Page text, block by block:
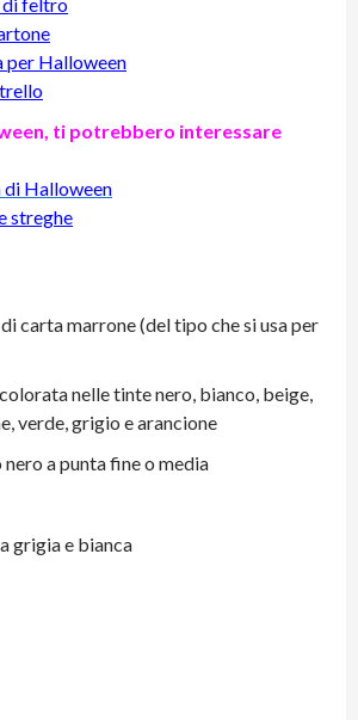
per Halloween
ti potrebbero interessare
di Halloween
streghe
carta marrone (del tipo che si usa per
nelle tinte nero, bianco, beige,
verde, grigio e arancione
nero a punta fine o media
grigia e bianca